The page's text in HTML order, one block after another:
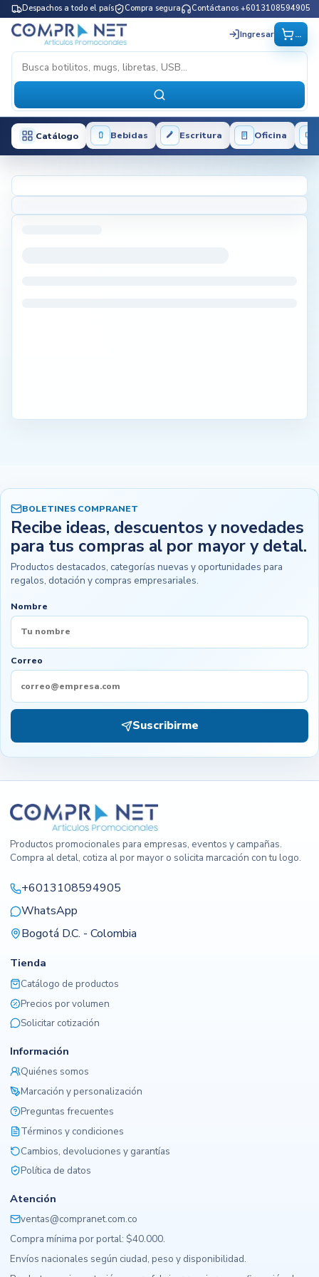
Despachos a todo el país Compra segura Contáctanos +6013108594905
Ingresar ...
Catálogo Bebidas Escritura Oficina
BOLETINES COMPRANET
Recibe ideas, descuentos y novedades
para tus compras al por mayor y detal.
Productos destacados, categorías nuevas y oportunidades para
regalos, dotación y compras empresariales.
Nombre
Correo
Suscribirme
Productos promocionales para empresas, eventos y campañas.
Compra al detal, cotiza al por mayor o solicita marcación con tu logo.
+6013108594905
WhatsApp
Bogotá D.C. - Colombia
Tienda
Catálogo de productos
Precios por volumen
Solicitar cotización
Información
Quiénes somos
Marcación y personalización
Preguntas frecuentes
Términos y condiciones
Cambios, devoluciones y garantías
Política de datos
Atención
ventas@compranet.com.co
Compra mínima por portal: $40.000.
Envíos nacionales según ciudad, peso y disponibilidad.